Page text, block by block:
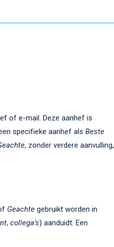
of e-mail. Deze aanhef is
specifieke aanhef als Beste
, zonder verdere aanvulling,
Geachte gebruikt worden in
, collega’s) aanduidt. Een